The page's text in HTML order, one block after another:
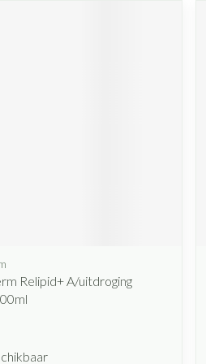
Relipid+ A/uitdroging